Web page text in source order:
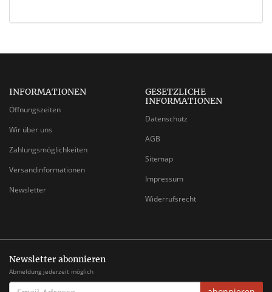
INFORMATIONEN
Öffnungszeiten
Wir über uns
Zahlungsmöglichkeiten
Versandinformationen
Newsletter
GESETZLICHE
INFORMATIONEN
Datenschutz
AGB
Sitemap
Impressum
Widerrufsrecht
Newsletter abonnieren
Abmeldung jederzeit möglich
EMAIL-